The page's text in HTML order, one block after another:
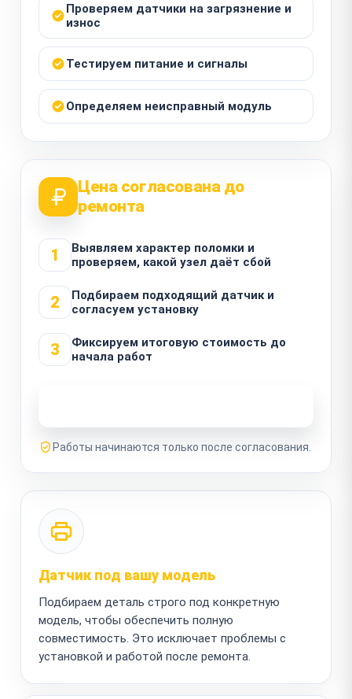
Проверяем датчики на загрязнение и
износ
Тестируем питание и сигналы
Определяем неисправный модуль
Цена согласована до
ремонта
1
Выявляем характер поломки и
проверяем, какой узел даёт сбой
2
Подбираем подходящий датчик и
согласуем установку
3
Фиксируем итоговую стоимость до
начала работ
Работы начинаются только после согласования.
Датчик под вашу модель
Подбираем деталь строго под конкретную
модель, чтобы обеспечить полную
совместимость. Это исключает проблемы с
установкой и работой после ремонта.